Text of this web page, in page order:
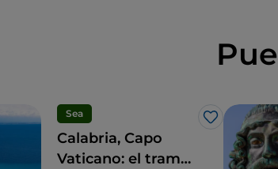
Sea
Me gusta
Calabria, Capo
Vaticano: el tramo